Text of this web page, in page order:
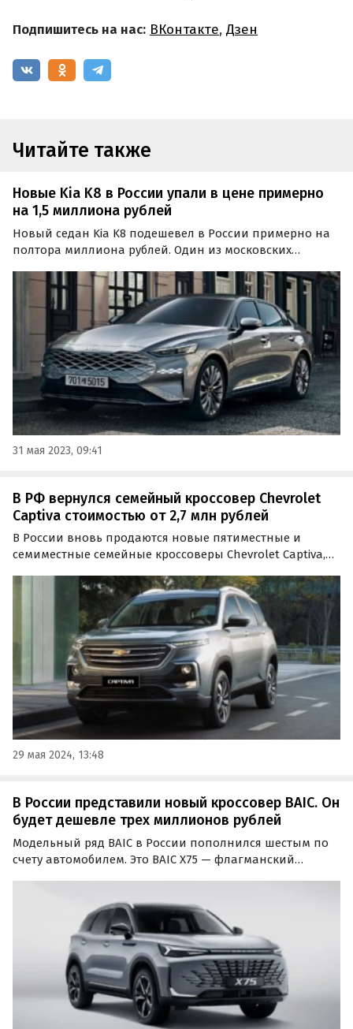
Подпишитесь на нас: ВКонтакте, Дзен
Читайте также
Новые Kia K8 в России упали в цене примерно
на 1,5 миллиона рублей
Новый седан Kia K8 подешевел в России примерно на
полтора миллиона рублей. Один из московских
свежую партию таких седанов, которые стоят заметно
дешевле, чем несколько недель назад.
31 мая 2023, 09:41
В РФ вернулся семейный кроссовер Chevrolet
Captiva стоимостью от 2,7 млн рублей
В России вновь продаются новые пятиместные и
семиместные семейные кроссоверы Chevrolet Captiva,
На одном из классифайдов «Автоновости дня» нашли
в продаже как минимум несколько таких паркетников,
29 мая 2024, 13:48
В России представили новый кроссовер BAIC. Он
будет дешевле трех миллионов рублей
Модельный ряд BAIC в России пополнился шестым по
счету автомобилем. Это BAIC X75 — флагманский